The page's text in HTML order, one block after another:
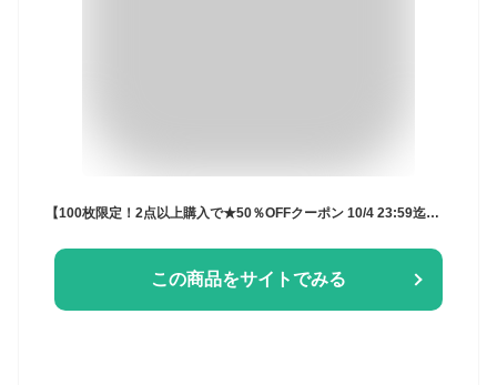
【100枚限定！2点以上購入で★50％OFFクーポン 10/4 23:59迄】2重ガーゼ おくるみ ガーゼ 新生児 出産準備 ダブルガーゼ ガーゼケット 退院 ギフト 速乾 通気性 春 夏 秋 冬 出産祝い 入眠しやすい コットン ベビー 赤ちゃん ベビーグッズ ブランケット バスタオル
この商品をサイトでみる